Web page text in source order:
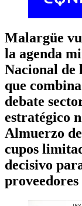
Malargüe
la agenda
Nacional de
que
debate
estratégico
Almuerzo
cupos
decisivo